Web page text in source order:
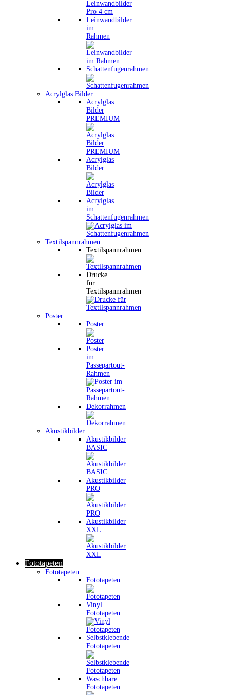
Leinwandbilder
im
Rahmen
Schattenfugenrahmen
Acrylglas Bilder
Acrylglas
Bilder
PREMIUM
Acrylglas
Bilder
Acrylglas
im
Schattenfugenrahmen
Textilspannrahmen
Textilspannrahmen
Drucke
für
Textilspannrahmen
Poster
Poster
Poster
im
Passepartout-
Rahmen
Dekorrahmen
Akustikbilder
Akustikbilder
BASIC
Akustikbilder
PRO
Akustikbilder
XXL
Fototapeten
Fototapeten
Fototapeten
Vinyl
Fototapeten
Selbstklebende
Fototapeten
Waschbare
Fototapeten